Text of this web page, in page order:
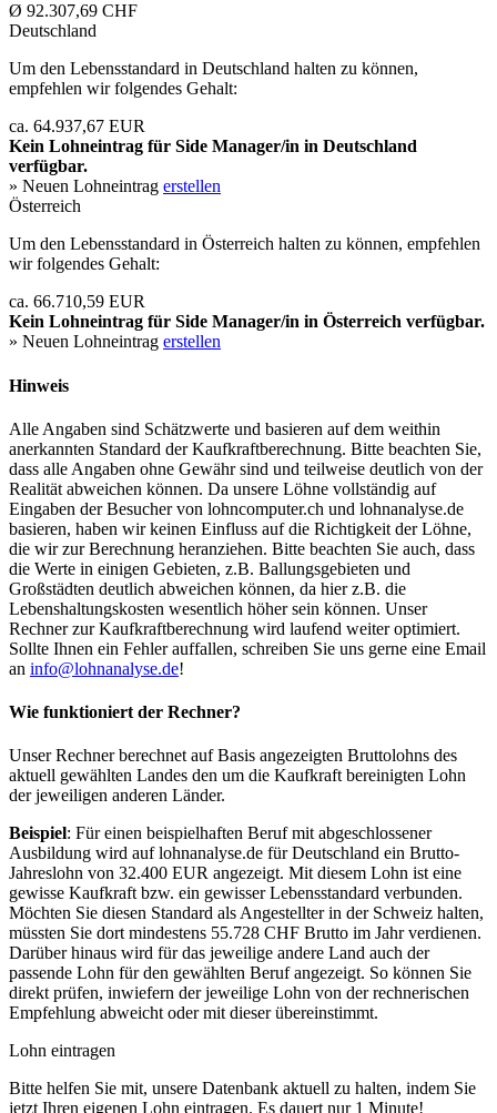
Ø 92.307,69 CHF
Deutschland
Um den Lebensstandard in Deutschland halten zu können,
empfehlen wir folgendes Gehalt:
ca. 64.937,67 EUR
Kein Lohneintrag für Side Manager/in in Deutschland
verfügbar.
» Neuen Lohneintrag erstellen
Österreich
Um den Lebensstandard in Österreich halten zu können, empfehlen
wir folgendes Gehalt:
ca. 66.710,59 EUR
Kein Lohneintrag für Side Manager/in in Österreich verfügbar.
» Neuen Lohneintrag erstellen
Hinweis
Alle Angaben sind Schätzwerte und basieren auf dem weithin
anerkannten Standard der Kaufkraftberechnung. Bitte beachten Sie,
dass alle Angaben ohne Gewähr sind und teilweise deutlich von der
Realität abweichen können. Da unsere Löhne vollständig auf
Eingaben der Besucher von lohncomputer.ch und lohnanalyse.de
basieren, haben wir keinen Einfluss auf die Richtigkeit der Löhne,
die wir zur Berechnung heranziehen. Bitte beachten Sie auch, dass
die Werte in einigen Gebieten, z.B. Ballungsgebieten und
Großstädten deutlich abweichen können, da hier z.B. die
Lebenshaltungskosten wesentlich höher sein können. Unser
Rechner zur Kaufkraftberechnung wird laufend weiter optimiert.
Sollte Ihnen ein Fehler auffallen, schreiben Sie uns gerne eine Email
an info@lohnanalyse.de!
Wie funktioniert der Rechner?
Unser Rechner berechnet auf Basis angezeigten Bruttolohns des
aktuell gewählten Landes den um die Kaufkraft bereinigten Lohn
der jeweiligen anderen Länder.
Beispiel: Für einen beispielhaften Beruf mit abgeschlossener
Ausbildung wird auf lohnanalyse.de für Deutschland ein Brutto-
Jahreslohn von 32.400 EUR angezeigt. Mit diesem Lohn ist eine
gewisse Kaufkraft bzw. ein gewisser Lebensstandard verbunden.
Möchten Sie diesen Standard als Angestellter in der Schweiz halten,
müssten Sie dort mindestens 55.728 CHF Brutto im Jahr verdienen.
Darüber hinaus wird für das jeweilige andere Land auch der
passende Lohn für den gewählten Beruf angezeigt. So können Sie
direkt prüfen, inwiefern der jeweilige Lohn von der rechnerischen
Empfehlung abweicht oder mit dieser übereinstimmt.
Lohn eintragen
Bitte helfen Sie mit, unsere Datenbank aktuell zu halten, indem Sie
jetzt Ihren eigenen Lohn eintragen. Es dauert nur 1 Minute!